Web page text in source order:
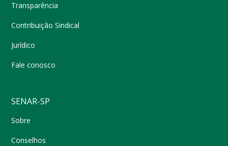
Transparência
Contribuição Sindical
Jurídico
Fale conosco
SENAR-SP
Sobre
Conselhos